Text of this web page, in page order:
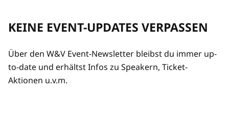
KEINE EVENT-UPDATES VERPASSEN
Über den W&V Event-Newsletter bleibst du immer up-
to-date und erhältst Infos zu Speakern, Ticket-
Aktionen u.v.m.